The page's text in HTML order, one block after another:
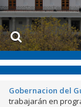
Gobernacion del
trabajarán en